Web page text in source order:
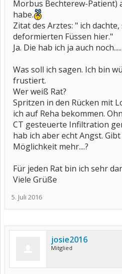
Morbus Bechterew-Patient)
habe.
Zitat des Arztes: " ich
deformierten Füssen hier."
Ja. Die hab ich ja auch noch.....
Was soll ich sagen. Ich bin
frustiert.
Wer weiß Rat?
Spritzen in den Rücken mit
ich auf Reha bekommen.
CT gesteuerte Infiltration
hab ich aber echt Angst.
Möglichkeit mehr....?
Für jeden Rat bin ich sehr
Viele Grüße
5. Juli 2016
josie2016
Mitglied